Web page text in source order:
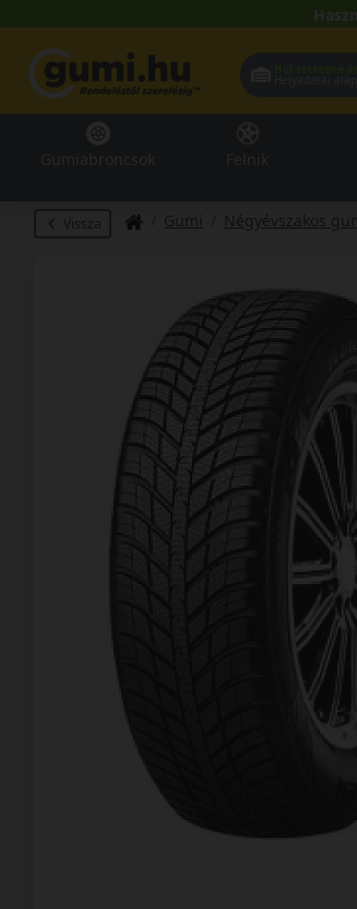
Vissza Gumi Négyévszakos